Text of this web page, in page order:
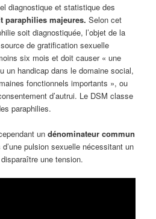
diagnostique et statistique des
paraphilies majeures. Selon cet
soit diagnostiquée, l’objet de la
de gratification sexuelle
six mois et doit causer « une
un handicap dans le domaine social,
fonctionnels importants », ou
d’autrui. Le DSM classe
paraphilies.
undénominateur commun
pulsion sexuelle nécessitant un
une tension.